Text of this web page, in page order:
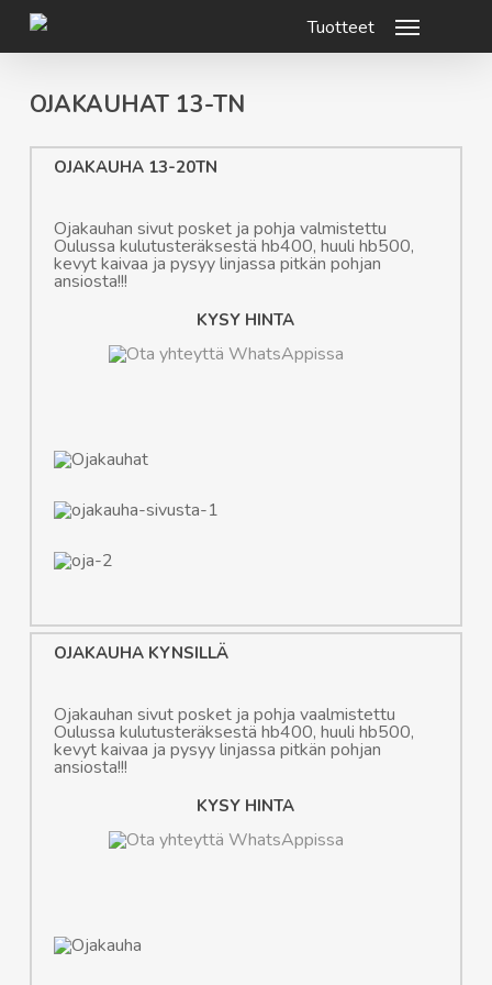
Skip
content
Menu
OJAKAUHAT 13-TN
OJAKAUHA 13-20TN
Ojakauhan sivut posket ja pohja valmistettu
Oulussa kulutusteräksestä hb400, huuli hb500,
kevyt kaivaa ja pysyy linjassa pitkän pohjan
ansiosta!!!
KYSY HINTA
OJAKAUHA KYNSILLÄ
Ojakauhan sivut posket ja pohja vaalmistettu
Oulussa kulutusteräksestä hb400, huuli hb500,
kevyt kaivaa ja pysyy linjassa pitkän pohjan
ansiosta!!!
KYSY HINTA